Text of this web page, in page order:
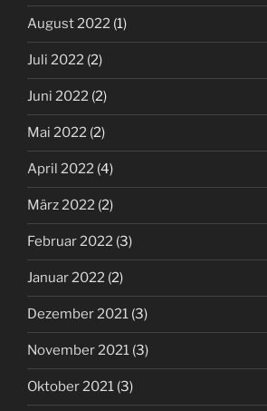
August 2022 (1)
Juli 2022 (2)
Juni 2022 (2)
Mai 2022 (2)
April 2022 (4)
März 2022 (2)
Februar 2022 (3)
Januar 2022 (2)
Dezember 2021 (3)
November 2021 (3)
Oktober 2021 (3)